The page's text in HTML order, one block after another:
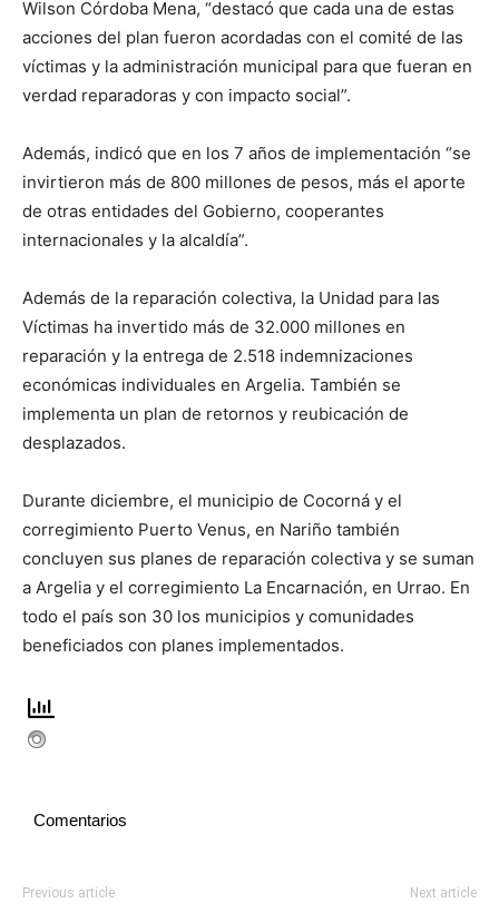
Wilson Córdoba Mena, “destacó que cada una de estas
acciones del plan fueron acordadas con el comité de las
víctimas y la administración municipal para que fueran en
verdad reparadoras y con impacto social”.
Además, indicó que en los 7 años de implementación “se
invirtieron más de 800 millones de pesos, más el aporte
de otras entidades del Gobierno, cooperantes
internacionales y la alcaldía”.
Además de la reparación colectiva, la Unidad para las
Víctimas ha invertido más de 32.000 millones en
reparación y la entrega de 2.518 indemnizaciones
económicas individuales en Argelia. También se
implementa un plan de retornos y reubicación de
desplazados.
Durante diciembre, el municipio de Cocorná y el
corregimiento Puerto Venus, en Nariño también
concluyen sus planes de reparación colectiva y se suman
a Argelia y el corregimiento La Encarnación, en Urrao. En
todo el país son 30 los municipios y comunidades
beneficiados con planes implementados.
Comentarios
Previous article Next article